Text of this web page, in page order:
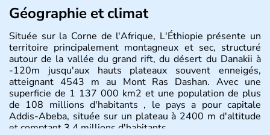
Géographie et climat
Située sur la Corne de l'Afrique, L'Éthiopie présente un
territoire principalement montagneux et sec, structuré
autour de la vallée du grand rift, du désert du Danakii à
-120m jusqu'aux hauts plateaux souvent enneigés,
atteignant 4543 m au Mont Ras Dashan. Avec une
superficie de 1 137 000 km2 et une population de plus
de 108 millions d'habitants , le pays a pour capitale
Addis-Abeba, située sur un plateau à 2400 m d'altitude
et comptant 3,4 millions d'habitants.